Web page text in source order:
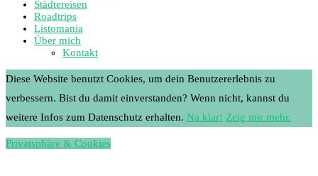
Städtereisen
Roadtrips
Listomania
Über mich
Kontakt
Diese Website benutzt Cookies, um dein Benutzererlebnis zu
verbessern. Bist du damit einverstanden? Wenn nicht, kannst du
weitere Infos zum Datenschutz erhalten. Na klar! Zeig mir mehr.
Privatsphäre & Cookies